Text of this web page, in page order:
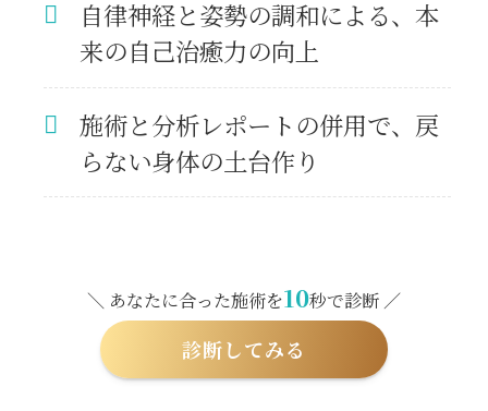
自律神経と姿勢の調和による、本
来の自己治癒力の向上
施術と分析レポートの併用で、戻
らない身体の土台作り
＼ あなたに合った施術を10秒で診断 ／
診断してみる